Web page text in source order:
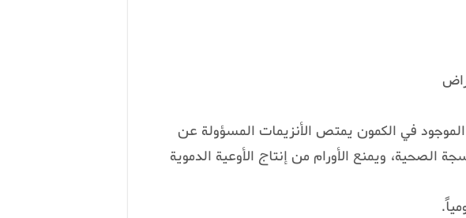
في الكمون يمتص الأنزيمات المسؤولة عن
الصحية، ويمنع الأورام من إنتاج الأوعية الدموية